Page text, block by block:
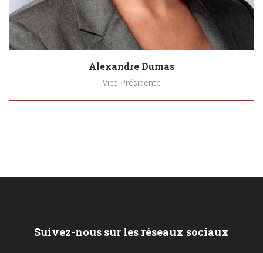
Alexandre Dumas
Vice Présidente
Suivez-nous sur les réseaux sociaux